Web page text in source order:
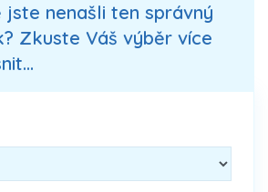
jste nenašli ten správný
Zkuste Váš výběr více